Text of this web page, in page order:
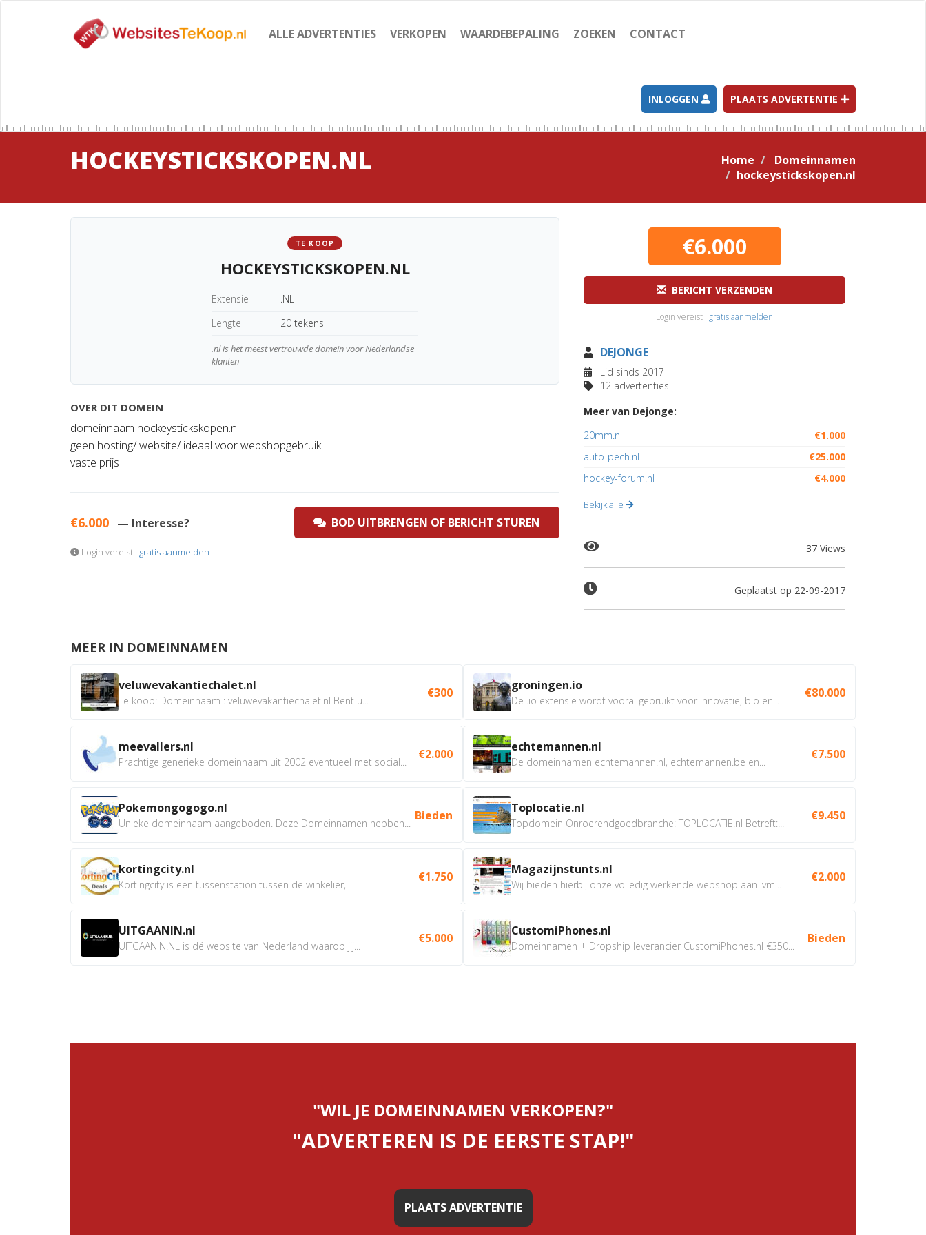
ALLE ADVERTENTIES VERKOPEN WAARDEBEPALING ZOEKEN CONTACT
INLOGGEN PLAATS ADVERTENTIE
HOCKEYSTICKSKOPEN.NL Home
Domeinnamen
hockeystickskopen.nl
TE KOOP
HOCKEYSTICKSKOPEN.NL
Extensie
.NL
Lengte
20 tekens
.nl is het meest vertrouwde domein voor Nederlandse
klanten
OVER DIT DOMEIN
domeinnaam hockeystickskopen.nl
geen hosting/ website/ ideaal voor webshopgebruik
vaste prijs
€6.000 — Interesse? BOD UITBRENGEN OF BERICHT STUREN
Login vereist · gratis aanmelden
€6.000
BERICHT VERZENDEN
Login vereist · gratis aanmelden
DEJONGE
Lid sinds 2017
12 advertenties
Meer van Dejonge:
20mm.nl
€1.000
auto-pech.nl
€25.000
hockey-forum.nl
€4.000
Bekijk alle
37 Views
Geplaatst op 22-09-2017
MEER IN DOMEINNAMEN
veluwevakantiechalet.nl
Te koop: Domeinnaam : veluwevakantiechalet.nl Bent u...
€300
meevallers.nl
Prachtige generieke domeinnaam uit 2002 eventueel met social...
€2.000
Pokemongogogo.nl
Unieke domeinnaam aangeboden. Deze Domeinnamen hebben...
Bieden
kortingcity.nl
Kortingcity is een tussenstation tussen de winkelier,...
€1.750
UITGAANIN.nl
UITGAANIN.NL is dé website van Nederland waarop jij...
€5.000
groningen.io
De .io extensie wordt vooral gebruikt voor innovatie, bio en...
€80.000
echtemannen.nl
De domeinnamen echtemannen.nl, echtemannen.be en...
€7.500
Toplocatie.nl
Topdomein Onroerendgoedbranche: TOPLOCATIE.nl Betreft:...
€9.450
Magazijnstunts.nl
Wij bieden hierbij onze volledig werkende webshop aan ivm...
€2.000
CustomiPhones.nl
Domeinnamen + Dropship leverancier CustomiPhones.nl €350...
Bieden
"WIL JE DOMEINNAMEN VERKOPEN?"
"ADVERTEREN IS DE EERSTE STAP!"
PLAATS ADVERTENTIE